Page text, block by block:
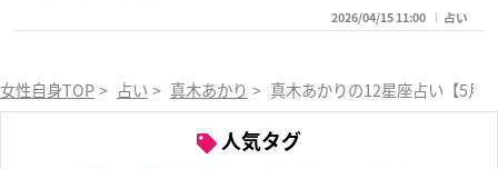
2026/04/15 11:00 占い
女性自身TOP > 占い > 真木あかり > 真木あかりの12星座占い【5月
人気タグ